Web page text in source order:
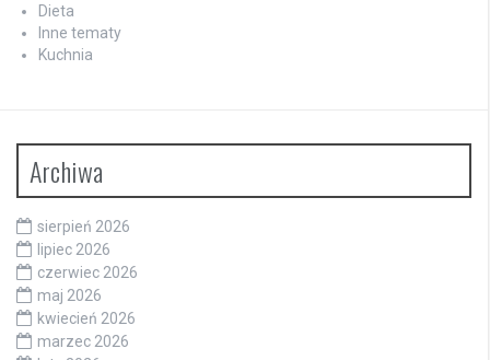
Dieta
Inne tematy
Kuchnia
Archiwa
sierpień 2026
lipiec 2026
czerwiec 2026
maj 2026
kwiecień 2026
marzec 2026